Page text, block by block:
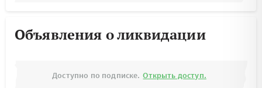
Объявления о ликвидации
Доступно по подписке. Открыть доступ.